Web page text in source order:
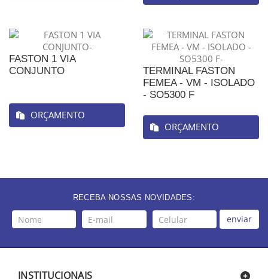
FASTON 1 VIA
CONJUNTO
ORÇAMENTO
TERMINAL FASTON
FEMEA - VM - ISOLADO
- SO5300 F
ORÇAMENTO
RECEBA NOSSAS NOVIDADES:
enviar
INSTITUCIONAIS